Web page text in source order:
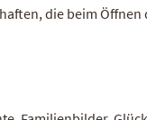
die beim